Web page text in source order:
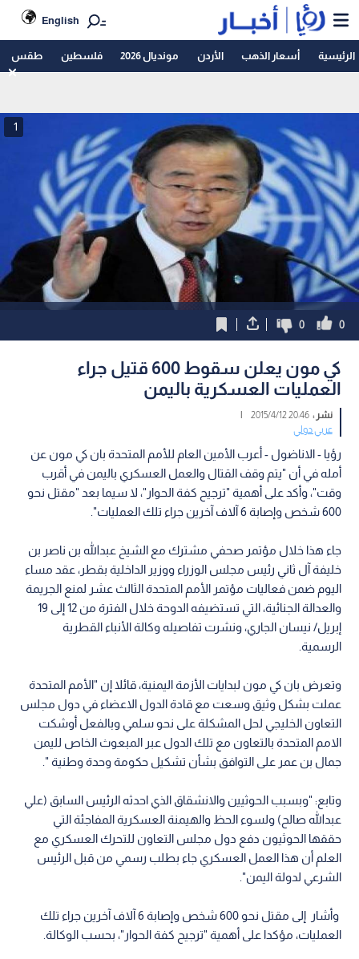
English
الرئيسية أسعار الذهب الأردن مونديال 2026 فلسطين طقس
1
0
0
كي مون يعلن سقوط 600 قتيل جراء
العمليات العسكرية باليمن
نشر :20:46 2015/4/12
|
عربي دولي
رؤيا - الاناضول - أعرب الأمين العام للأمم المتحدة بان كي مون عن
أمله في أن "يتم وقف القتال والعمل العسكري باليمن في أقرب
وقت"، وأكد على أهمية "ترجيح كفة الحوار"، لا سيما بعد "مقتل نحو
600 شخص وإصابة 6 آلاف آخرين جراء تلك العمليات".
جاء هذا خلال مؤتمر صحفي مشترك مع الشيخ عبدالله بن ناصر بن
خليفة آل ثاني رئيس مجلس الوزراء ووزير الداخلية بقطر، عقد مساء
اليوم ضمن فعاليات مؤتمر الأمم المتحدة الثالث عشر لمنع الجريمة
والعدالة الجنائية، التي تستضيفه الدوحة خلال الفترة من 12 إلى 19
إبريل/ نيسان الجاري، ونشرت تفاصيله وكالة الأنباء القطرية
الرسمية.
وتعرض بان كي مون لبدايات الأزمة اليمنية، قائلا إن "الأمم المتحدة
عملت بشكل وثيق وسعت مع قادة الدول الاعضاء في دول مجلس
التعاون الخليجي لحل المشكلة على نحو سلمي وبالفعل أوشكت
الامم المتحدة بالتعاون مع تلك الدول عبر المبعوث الخاص لليمن
جمال بن عمر على التوافق بشأن تشكيل حكومة وحدة وطنية ".
وتابع: "وبسبب الحوثيين والانشقاق الذي احدثه الرئيس السابق (علي
عبدالله صالح) ولسوء الحظ والهيمنة العسكرية المفاجئة التي
حققها الحوثيون دفع دول مجلس التعاون للتحرك العسكري مع
العلم أن هذا العمل العسكري جاء بطلب رسمي من قبل الرئيس
الشرعي لدولة اليمن".
وأشار إلى مقتل نحو 600 شخص وإصابة 6 آلاف آخرين جراء تلك
العمليات، مؤكدا على أهمية "ترجيح كفة الحوار"، بحسب الوكالة.